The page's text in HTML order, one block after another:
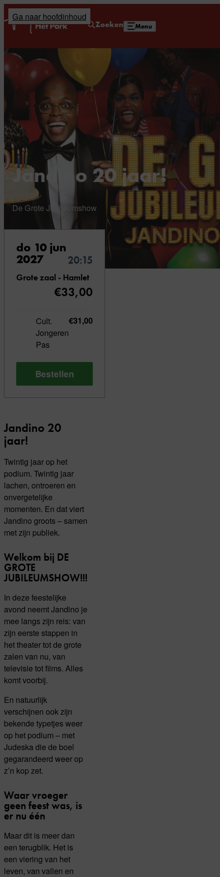
Ga naar hoofdinhoud
Zoeken Menu
Home
Jandino 20 jaar!
De Grote Jubileumshow
do 10 jun
2027 20:15
Grote zaal - Hamlet
€33,00
Cult.
Jongeren
Pas
€31,00
Bestellen
Jandino 20
jaar!
Twintig jaar op het
podium. Twintig jaar
lachen, ontroeren en
onvergetelijke
momenten. En dat viert
Jandino groots – samen
met zijn publiek.
Welkom bij DE
GROTE
JUBILEUMSHOW!!!
In deze feestelijke
avond neemt Jandino je
mee langs zijn reis: van
zijn eerste stappen in
het theater tot de grote
zalen van nu, van
televisie tot films. Alles
komt voorbij.
En natuurlijk
verschijnen ook zijn
bekende typetjes weer
op het podium – met
Judeska die de boel
gegarandeerd weer op
z’n kop zet.
Waar vroeger
geen feest was, is
er nu één
Maar dit is meer dan
een terugblik. Het is
een viering van het
leven, van vallen en